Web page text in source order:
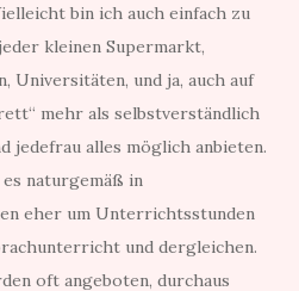
bin ich auch einfach zu
kleinen Supermarkt,
Universitäten, und ja, auch auf
mehr als selbstverständlich
jedefrau alles möglich anbieten.
naturgemäß in
eher um Unterrichtsstunden
und dergleichen.
oft angeboten, durchaus